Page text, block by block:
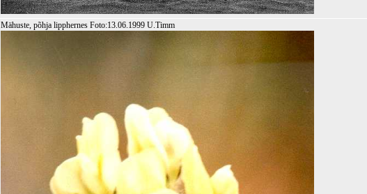
Mähuste, põhja lipphernes Foto:13.06.1999 U.Timm